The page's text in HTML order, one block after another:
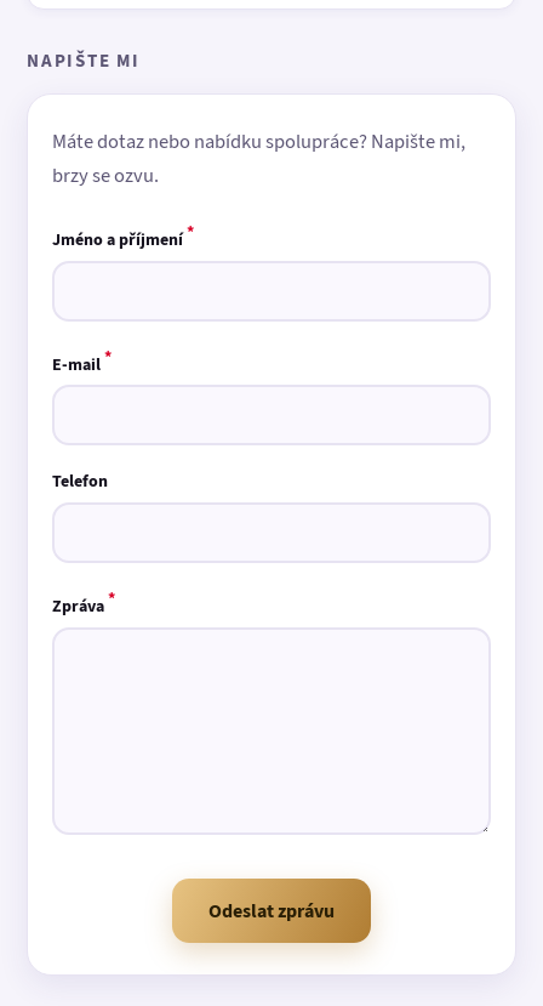
NAPIŠTE MI
Máte dotaz nebo nabídku spolupráce? Napište mi,
brzy se ozvu.
Jméno a příjmení*
E-mail*
Telefon
Zpráva*
Odeslat zprávu